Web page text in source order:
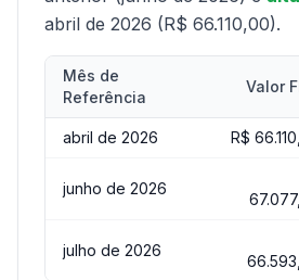
abril de 2026 (R$ 66.110,00).
Mês de
Referência
Valor
abril de 2026 R$
junho de 2026
julho de 2026